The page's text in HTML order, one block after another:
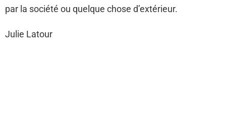
par la société ou quelque chose d’extérieur.
Julie Latour